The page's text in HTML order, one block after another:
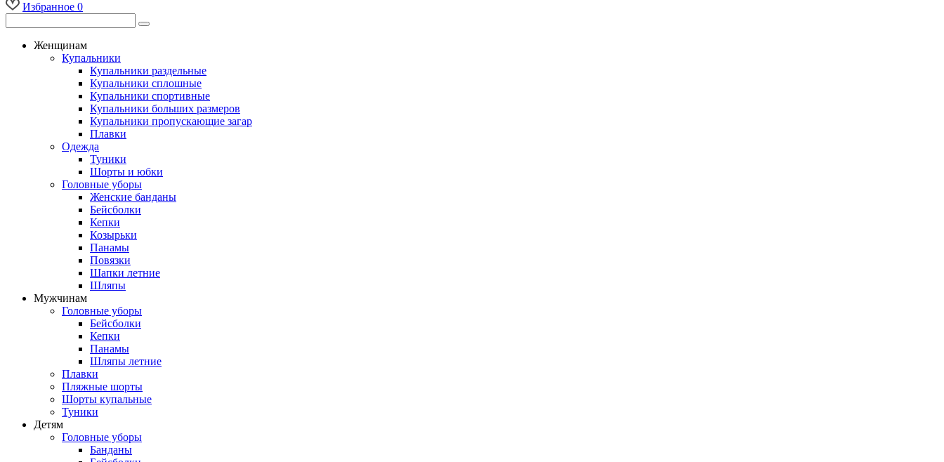
Избранное 0
Женщинам
Купальники
Купальники раздельные
Купальники сплошные
Купальники спортивные
Купальники больших размеров
Купальники пропускающие загар
Плавки
Одежда
Туники
Шорты и юбки
Головные уборы
Женские банданы
Бейсболки
Кепки
Козырьки
Панамы
Повязки
Шапки летние
Шляпы
Мужчинам
Головные уборы
Бейсболки
Кепки
Панамы
Шляпы летние
Плавки
Пляжные шорты
Шорты купальные
Туники
Детям
Головные уборы
Банданы